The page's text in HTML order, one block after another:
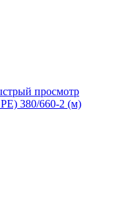
просмотр
380/660-2 (м)